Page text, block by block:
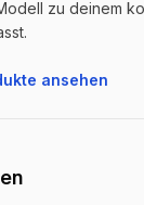
zu deinem
ansehen